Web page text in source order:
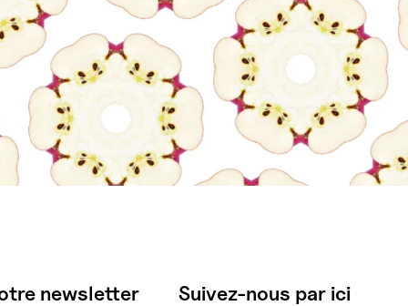
newsletter Suivez-nous par ici